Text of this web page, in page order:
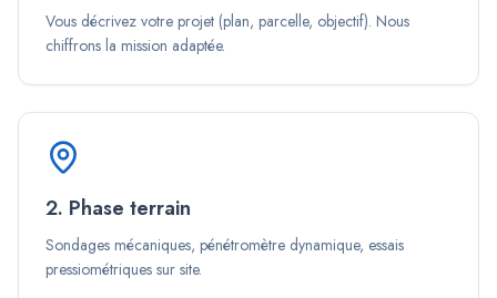
Vous décrivez votre projet (plan, parcelle, objectif). Nous
chiffrons la mission adaptée.
2. Phase terrain
Sondages mécaniques, pénétromètre dynamique, essais
pressiométriques sur site.